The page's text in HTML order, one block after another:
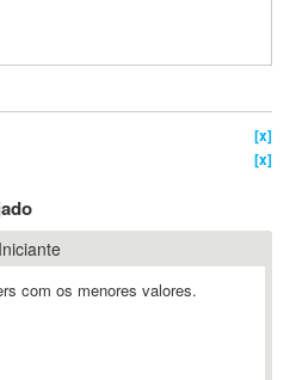
[x]
[x]
Iniciante
com os menores valores.